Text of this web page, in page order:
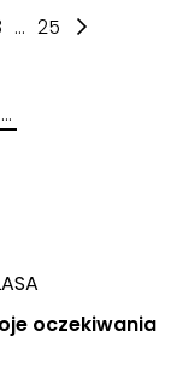
... 25
oczekiwania